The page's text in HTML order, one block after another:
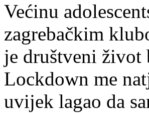
Većinu
zagrebačkim
je društveni život
Lockdown me
uvijek lagao da